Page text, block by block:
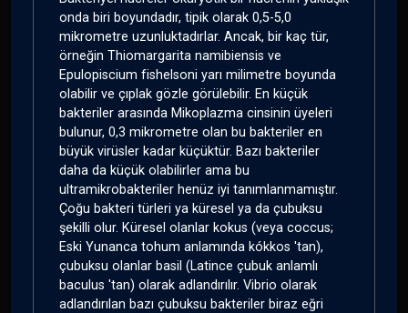
onda biri boyundadır, tipik olarak 0,5-5,0
mikrometre uzunluktadırlar. Ancak, bir kaç tür,
örneğin Thiomargarita namibiensis ve
Epulopiscium fishelsoni yarı milimetre boyunda
olabilir ve çıplak gözle görülebilir. En küçük
bakteriler arasında Mikoplazma cinsinin üyeleri
bulunur, 0,3 mikrometre olan bu bakteriler en
büyük virüsler kadar küçüktür. Bazı bakteriler
daha da küçük olabilirler ama bu
ultramikrobakteriler henüz iyi tanımlanmamıştır.
Çoğu bakteri türleri ya küresel ya da çubuksu
şekilli olur. Küresel olanlar kokus (veya coccus;
Eski Yunanca tohum anlamında kókkos 'tan),
çubuksu olanlar basil (Latince çubuk anlamlı
baculus 'tan) olarak adlandırılır. Vibrio olarak
adlandırılan bazı çubuksu bakteriler biraz eğri